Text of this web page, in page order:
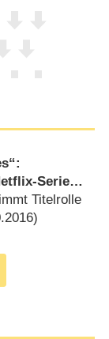
Serie
Titelrolle
)